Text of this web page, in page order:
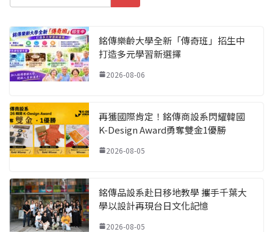
銘傳樂齡大學全新「傳奇班」招生中
打造多元學習新選擇
2026-08-06
再獲國際肯定！銘傳商設系閃耀韓國
K-Design Award勇奪雙金1優勝
2026-08-05
銘傳品設系赴日移地教學 攜手千葉大
學以設計再現台日文化記憶
2026-08-05